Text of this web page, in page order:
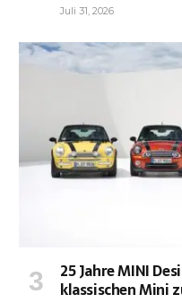
Juli 31, 2026
25 Jahre MINI
klassischen Mini